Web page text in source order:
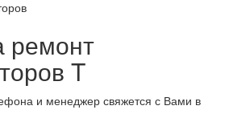
ремонт
T
и менеджер свяжется с Вами в